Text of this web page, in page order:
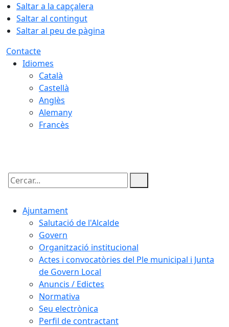
Saltar a la capçalera
Saltar al contingut
Saltar al peu de pàgina
Contacte
Idiomes
Català
Castellà
Anglès
Alemany
Francès
Cercar:
Ajuntament
Salutació de l'Alcalde
Govern
Organització institucional
Actes i convocatòries del Ple municipal i Junta
de Govern Local
Anuncis / Edictes
Normativa
Seu electrònica
Perfil de contractant